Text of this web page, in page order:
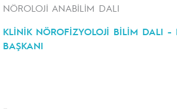
NÖROLOJİ ANABİLİM DALI
KLİNİK NÖROFİZYOLOJİ BİLİM DALI -
BAŞKANI